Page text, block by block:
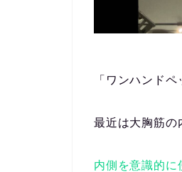
「ワンハンドペ
最近は大胸筋の
内側を意識的に